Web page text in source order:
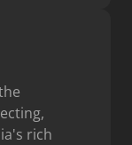
rich